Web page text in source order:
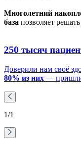
Многолетний
база позволяет
250 тысяч
Доверили нам своё
80% из них — пришли
1/1